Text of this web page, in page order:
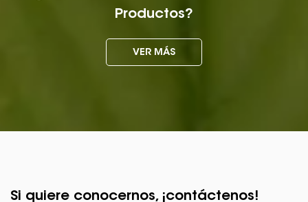
Productos?
VER MÁS
Si quiere conocernos, ¡contáctenos!